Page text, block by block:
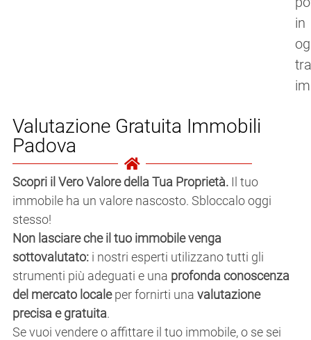
in
Valutazione Gratuita Immobili
Padova
Scopri il Vero Valore della Tua Proprietà. Il tuo
immobile ha un valore nascosto. Sbloccalo oggi
stesso!
Non lasciare che il tuo immobile venga
sottovalutato: i nostri esperti utilizzano tutti gli
strumenti più adeguati e una profonda conoscenza
del mercato localeper fornirti una valutazione
precisa e gratuita.
Se vuoi vendere o affittare il tuo immobile, o se sei